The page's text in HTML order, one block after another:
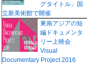
グタイトル」国
立新美術館で開催
東南アジアの短
編ドキュメンタ
リー上映会
Visual
Documentary Project 2016